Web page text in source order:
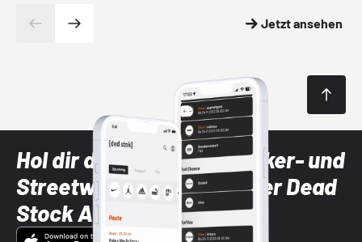
Jetzt ansehen
Hol dir die neuesten Sneaker- und
Streetwear-Brands mit der Dead
Stock App